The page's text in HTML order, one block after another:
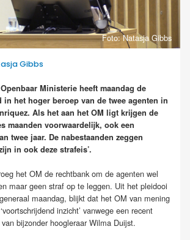
Foto: Natasja Gibbs
Gibbs
Ministerie heeft maandag de
in het hoger beroep van de twee agenten in
Als het aan het OM ligt krijgen de
maanden voorwaardelijk, ook een
twee jaar. De nabestaanden zeggen
in ook deze strafeis’.
het OM de rechtbank om de agenten wel
maar geen straf op te leggen. Uit het pleidooi
maandag, blijkt dat het OM van mening
inzicht’ vanwege een recent
bijzonder hoogleraar Wilma Duijst.